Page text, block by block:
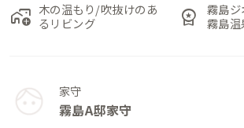
add_home_work 木の温もり/吹抜けのあ
るリビング
workspace_premium
霧島
霧島
家守
霧島A邸家守